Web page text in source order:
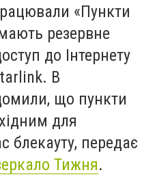
«Пункти
резервне
до Інтернету
В
що пункти
для
блекауту, передає
Тижня.